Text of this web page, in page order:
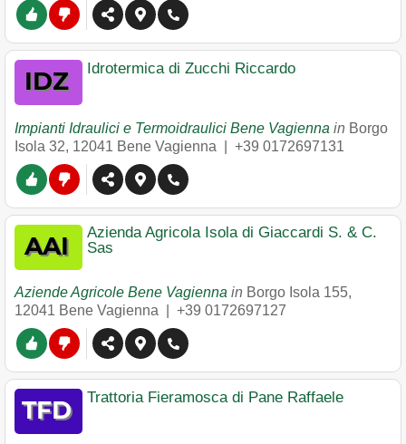
Idrotermica di Zucchi Riccardo
Impianti Idraulici e Termoidraulici Bene Vagienna in Borgo
Isola 32, 12041 Bene Vagienna +39 0172697131
Azienda Agricola Isola di Giaccardi S. & C.
Sas
Aziende Agricole Bene Vagienna in Borgo Isola 155,
12041 Bene Vagienna +39 0172697127
Trattoria Fieramosca di Pane Raffaele